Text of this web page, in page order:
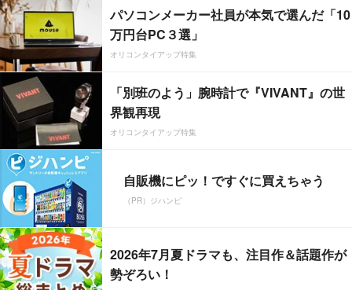
パソコンメーカー社員が本気で選んだ「10
万円台PC３選」
オリコンタイアップ特集
「別班のよう」腕時計で『VIVANT』の世
界観再現
オリコンタイアップ特集
自販機にピッ！ですぐに買えちゃう
（PR）ジハンピ
2026年7月夏ドラマも、注目作＆話題作が
勢ぞろい！